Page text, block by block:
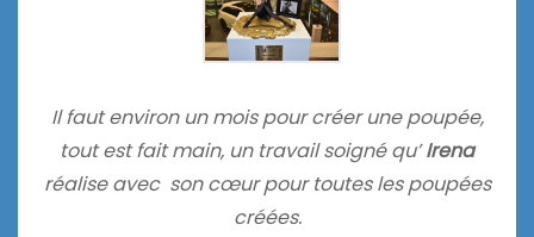
Il faut environ un mois pour créer une poupée,
tout est fait main, un travail soigné qu’Irena
réalise avec son cœur pour toutes les poupées
créées.